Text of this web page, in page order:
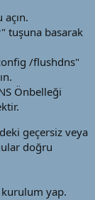
tuşuna basarak
/flushdns"
Önbelleği
geçersiz veya
doğru
yap.